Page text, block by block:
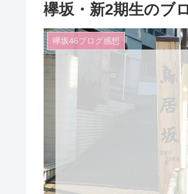
欅坂・新2期生のブ
欅坂46ブログ感想